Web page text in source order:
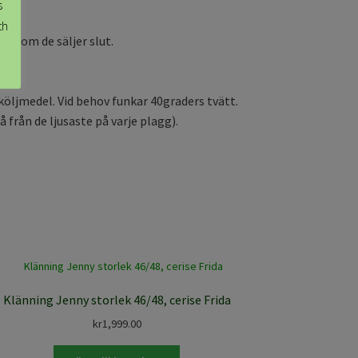
om de säljer slut.
Vid behov funkar 40graders tvätt.
de ljusaste på varje plagg).
Klänning Jenny storlek 46/48, cerise Frida
kr1,999.00